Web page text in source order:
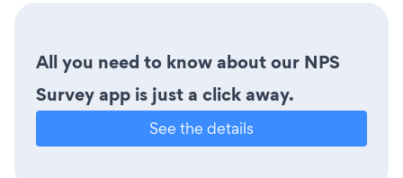
All you need to know about our NPS
Survey app is just a click away.
See the details